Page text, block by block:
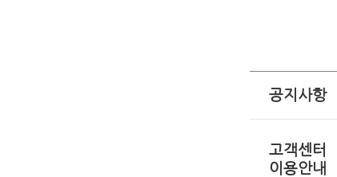
공지사항
고객센터
이용안내